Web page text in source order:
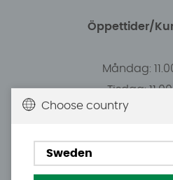
Öppettider/
Måndag:
Tisdag:
Onsdag:
Fredag: 11.00-16:00
Lördag: 10.00-
Choose country
Sweden